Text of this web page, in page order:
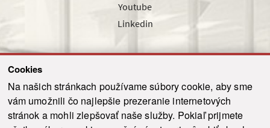
Cookies
Na našich stránkach používame súbory cookie, aby sme
vám umožnili čo najlepšie prezeranie internetových
stránok a mohli zlepšovať naše služby. Pokiaľ prijmete
Youtube
Linkedin